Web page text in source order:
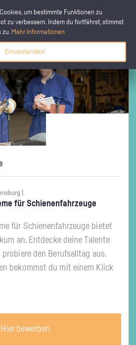
um bestimmte Funktionen zu
zu verbessern. Indem du fortfährst, stimmst
Mehr Informationen
Einverstanden!
|
für Schie­nen­fahr­zeu­ge
für Schie­nen­fahr­zeu­ge bie­tet
an. Ent­de­cke deine Ta­len­te
den Be­rufs­all­tag aus.
be­kommst du mit einem Klick
Hier bewerben